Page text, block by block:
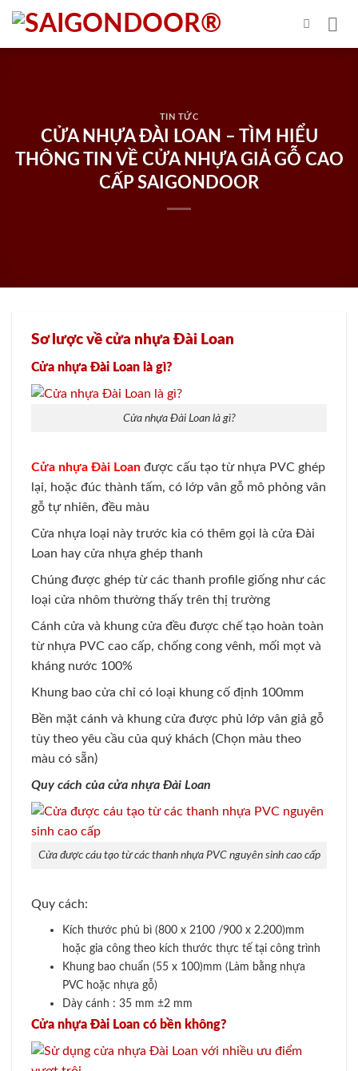
Skip
content
TIN TỨC
CỬA NHỰA ĐÀI LOAN – TÌM HIỂU
THÔNG TIN VỀ CỬA NHỰA GIẢ GỖ CAO
CẤP SAIGONDOOR
Sơ lược về cửa nhựa Đài Loan
Cửa nhựa Đài Loan là gì?
Cửa nhựa Đài Loan là gì?
Cửa nhựa Đài Loan được cấu tạo từ nhựa PVC ghép
lại, hoặc đúc thành tấm, có lớp vân gỗ mô phỏng vân
gỗ tự nhiên, đều màu
Cửa nhựa loại này trước kia có thêm gọi là cửa Đài
Loan hay cửa nhựa ghép thanh
Chúng được ghép từ các thanh profile giống như các
loại cửa nhôm thường thấy trên thị trường
Cánh cửa và khung cửa đều được chế tạo hoàn toàn
từ nhựa PVC cao cấp, chống cong vênh, mối mọt và
kháng nước 100%
Khung bao cửa chỉ có loại khung cố định 100mm
Bền mặt cánh và khung cửa được phủ lớp vân giả gỗ
tùy theo yêu cầu của quý khách (Chọn màu theo
màu có sẵn)
Quy cách của cửa nhựa Đài Loan
Cửa được cáu tạo từ các thanh nhựa PVC nguyên sinh cao cấp
Quy cách:
Kích thước phủ bì (800 x 2100 /900 x 2.200)mm
hoặc gia công theo kích thước thực tế tại công trình
Khung bao chuẩn (55 x 100)mm (Làm bằng nhựa
PVC hoặc nhựa gỗ)
Dày cánh : 35 mm ±2 mm
Cửa nhựa Đài Loan có bền không?